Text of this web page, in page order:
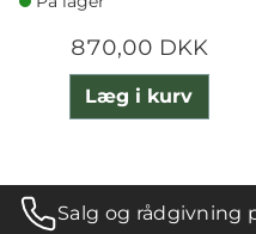
870,00 DKK
Læg i kurv
Salg og rådgivning